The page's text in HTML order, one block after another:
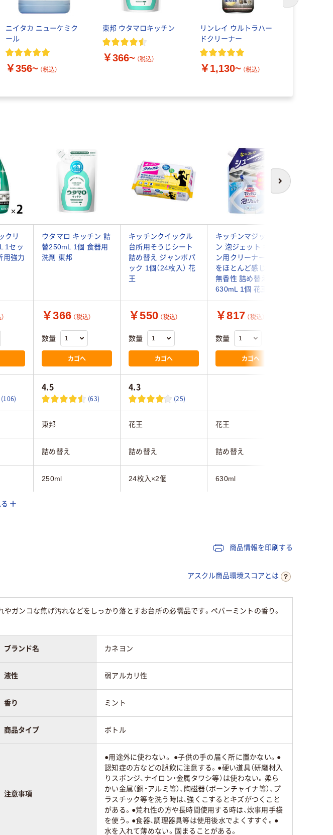
ニイタカ ニューケミク
ール
￥356~ （税込）
東邦 ウタマロキッチン
￥366~ （税込）
リンレイ ウルトラハー
ドクリーナー
￥1,130~ （税込）
次のスライド
次へ
クリ
1セッ
用強力
ウタマロ キッチン 詰
替250mL 1個 食器用
洗剤 東邦
キッチンクイックル
台所用そうじシート
詰め替え ジャンボパ
ック 1個（24枚入） 花
王
キッチンマジックリ
ン 泡ジェット キッチ
ン用クリーナー 香り
をほとんど感じない
無香性 詰め替え
630mL 1個 花王
￥366 （税込）
数量
カゴへ
￥550 （税込）
数量
カゴへ
￥817 （税込）
数量
カゴへ
(106)
4.5
(63)
4.3
(25)
東邦 花王 花王
詰め替え 詰め替え 詰め替え
250ml 24枚入×2個 630ml
商品情報を印刷する
アスクル商品環境スコアとは
ガンコな焦げ汚れなどをしっかり落とすお台所の必需品です。ペパーミントの香り。
ブランド名 カネヨン
液性 弱アルカリ性
香り ミント
商品タイプ ボトル
注意事項
●用途外に使わない。 ●子供の手の届く所に置かない。●
認知症の方などの誤飲に注意する。●硬い道具（研磨材入
りスポンジ、ナイロン・金属タワシ等）は使わない。柔ら
かい金属（銅・アルミ等）、陶磁器（ボーンチャイナ等）、プ
ラスチック等を洗う時は、強くこするとキズがつくこと
がある。●荒れ性の方や長時間使用する時は、炊事用手袋
を使う。●食器、調理器具等は使用後水でよくすすぐ。●
水を入れて薄めない。固まることがある。